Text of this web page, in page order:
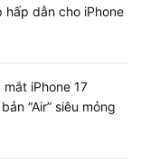
hấp dẫn cho iPhone
iPhone 17
“Air” siêu mỏng